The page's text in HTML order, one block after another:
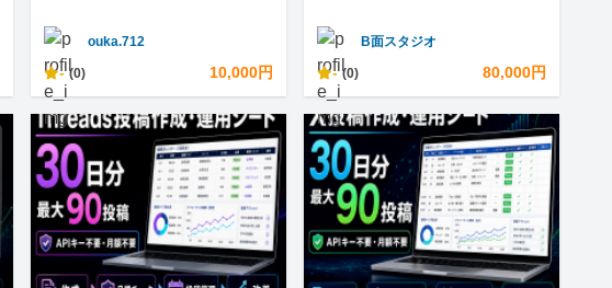
ouka.712
- (0) 10,000円
B面スタジオ
- (0) 80,000円